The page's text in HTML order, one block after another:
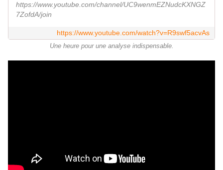
https://www.youtube.com/channel/UC9wenmEZNudcKXNGZ
7ZofdA/join
https://www.youtube.com/watch?v=R9swf5acvAs
Une heure pour une analyse indispensable.